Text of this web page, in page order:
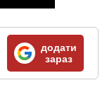
додати
зараз